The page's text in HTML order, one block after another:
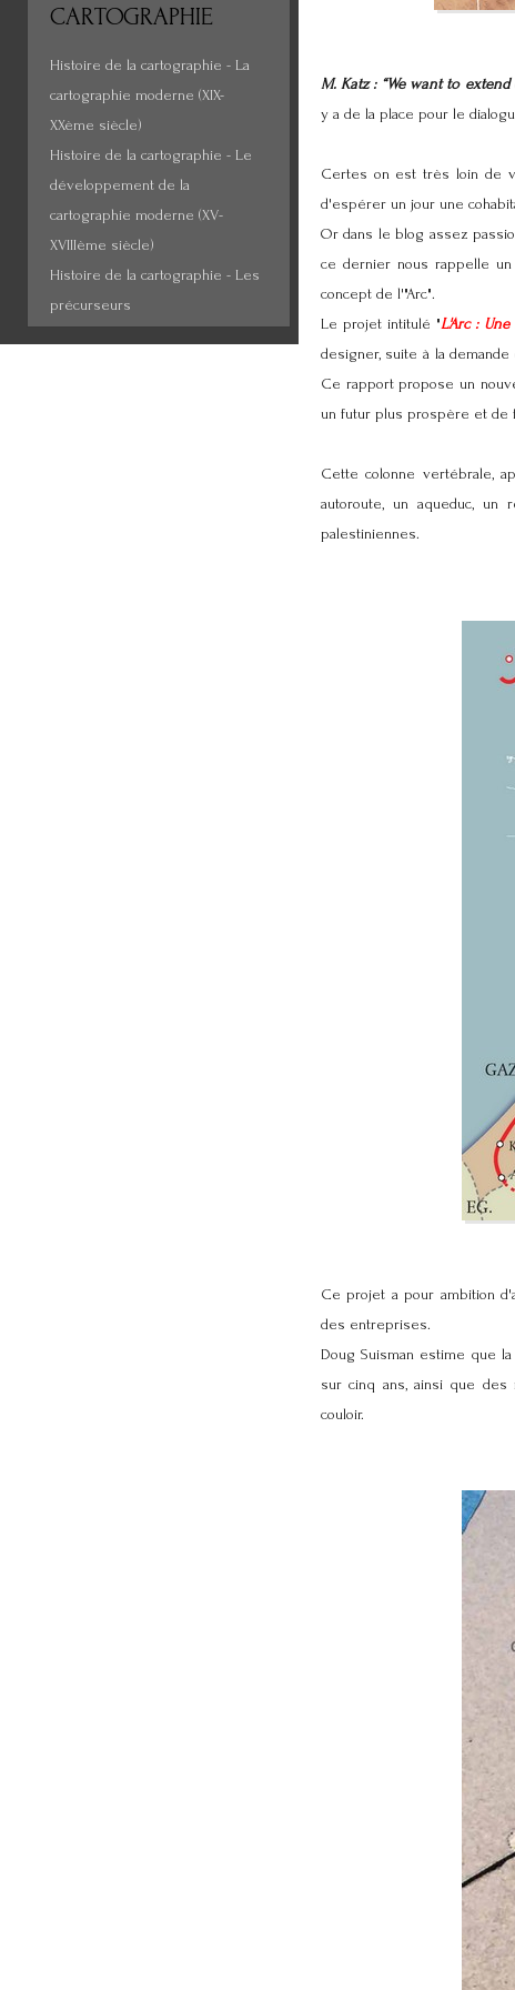
M. Katz : “We want to
y a de la place pour le
Certes on est très loin de
d'espérer un jour une
Or dans le blog assez
ce dernier nous rappelle
concept de l'"Arc".
Le projet intitulé "L'Arc :
designer, suite à la demande
Ce rapport propose un
un futur plus prospère et de
Cette colonne vertébrale,
autoroute, un aqueduc,
palestiniennes.
Ce projet a pour ambition
des entreprises.
Doug Suisman estime que
sur cinq ans, ainsi que
couloir.
CARTOGRAPHIE
Histoire de la cartographie - La
cartographie moderne (XIX-
XXème siècle)
Histoire de la cartographie - Le
développement de la
cartographie moderne (XV-
XVIIIème siècle)
Histoire de la cartographie - Les
précurseurs